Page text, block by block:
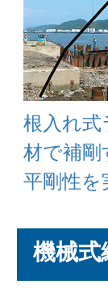
根入れ式
材で補剛
平剛性を
機械式